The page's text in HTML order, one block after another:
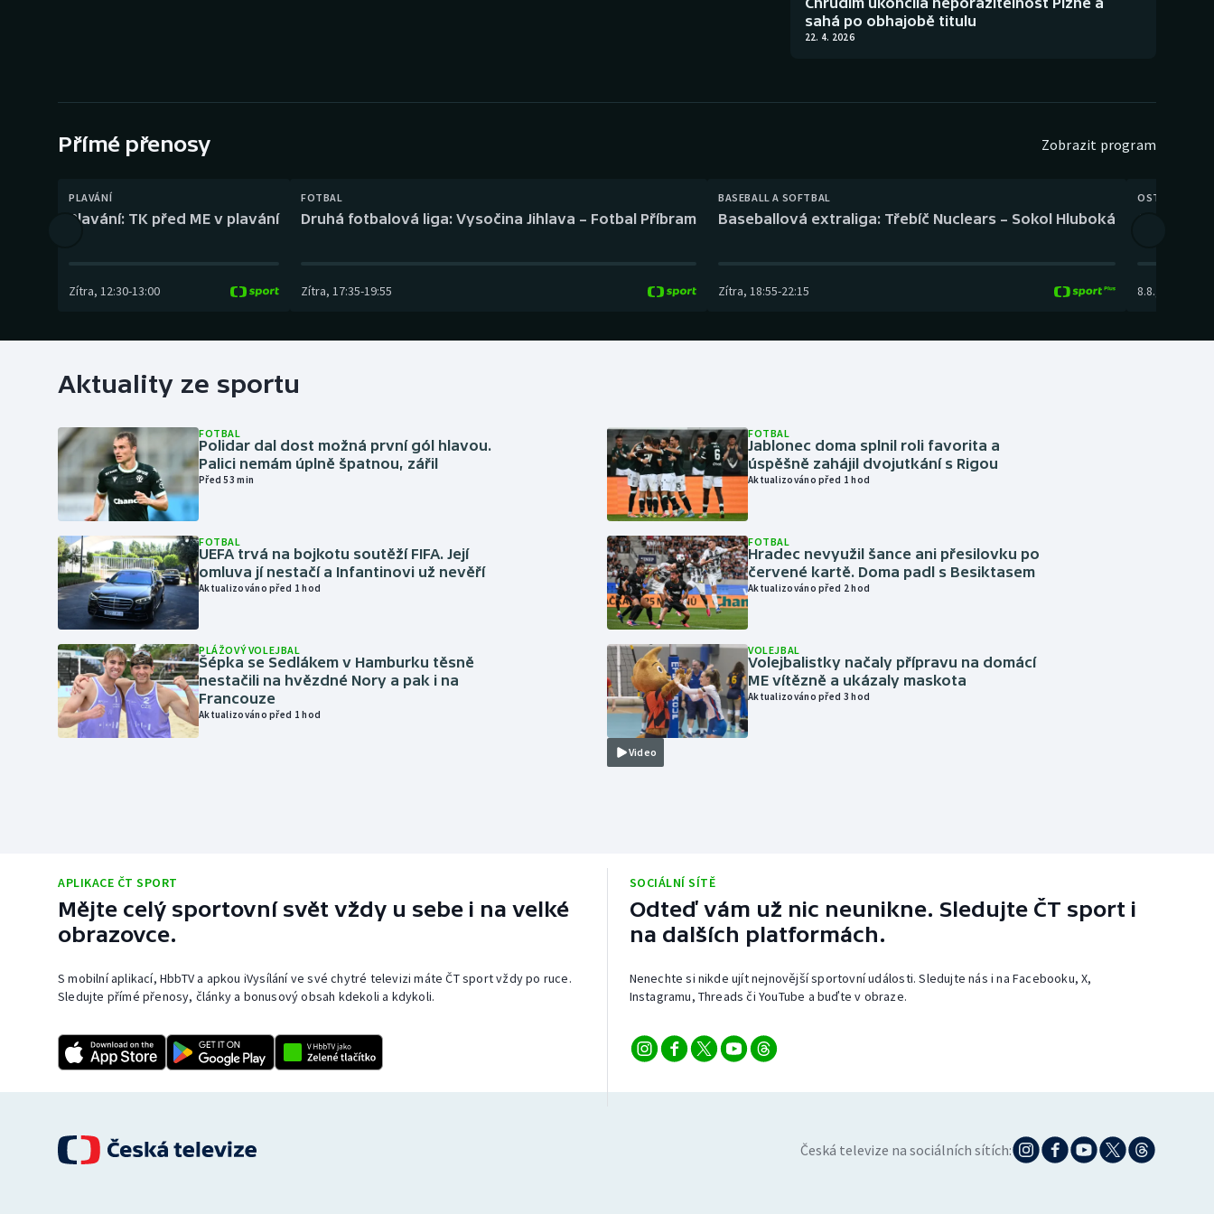
Gymnastika Plážový volejbal
sahá po obhajobě titulu
22. 4. 2026
Přímé přenosy Zobrazit program
PLAVÁNÍ
Plavání: TK před ME v plavání
Zítra, 12:30-13:00
FOTBAL
Druhá fotbalová liga: Vysočina Jihlava – Fotbal Příbram
Zítra, 17:35-19:55
BASEBALL A SOFTBAL
Baseballová extraliga: Třebíč Nuclears – Sokol Hluboká
Zítra, 18:55-22:15
OSTATNÍ
8.8.
Aktuality ze sportu
FOTBAL
Polidar dal dost možná první gól hlavou.
Palici nemám úplně špatnou, zářil
Před 53 min
FOTBAL
UEFA trvá na bojkotu soutěží FIFA. Její
omluva jí nestačí a Infantinovi už nevěří
Aktualizováno před 1 hod
PLÁŽOVÝ VOLEJBAL
Šépka se Sedlákem v Hamburku těsně
nestačili na hvězdné Nory a pak i na
Francouze
Aktualizováno před 1 hod
FOTBAL
Jablonec doma splnil roli favorita a
úspěšně zahájil dvojutkání s Rigou
Aktualizováno před 1 hod
FOTBAL
Hradec nevyužil šance ani přesilovku po
červené kartě. Doma padl s Besiktasem
Aktualizováno před 2 hod
Video
VOLEJBAL
Volejbalistky načaly přípravu na domácí
ME vítězně a ukázaly maskota
Aktualizováno před 3 hod
APLIKACE ČT SPORT
Mějte celý sportovní svět vždy u sebe i na velké
obrazovce.
S mobilní aplikací, HbbTV a apkou iVysílání ve své chytré televizi máte ČT sport vždy po ruce.
Sledujte přímé přenosy, články a bonusový obsah kdekoli a kdykoli.
SOCIÁLNÍ SÍTĚ
Odteď vám už nic neunikne. Sledujte ČT sport i
na dalších platformách.
Nenechte si nikde ujít nejnovější sportovní události. Sledujte nás i na Facebooku, X,
Instagramu, Threads či YouTube a buďte v obraze.
Česká televize na sociálních sítích: